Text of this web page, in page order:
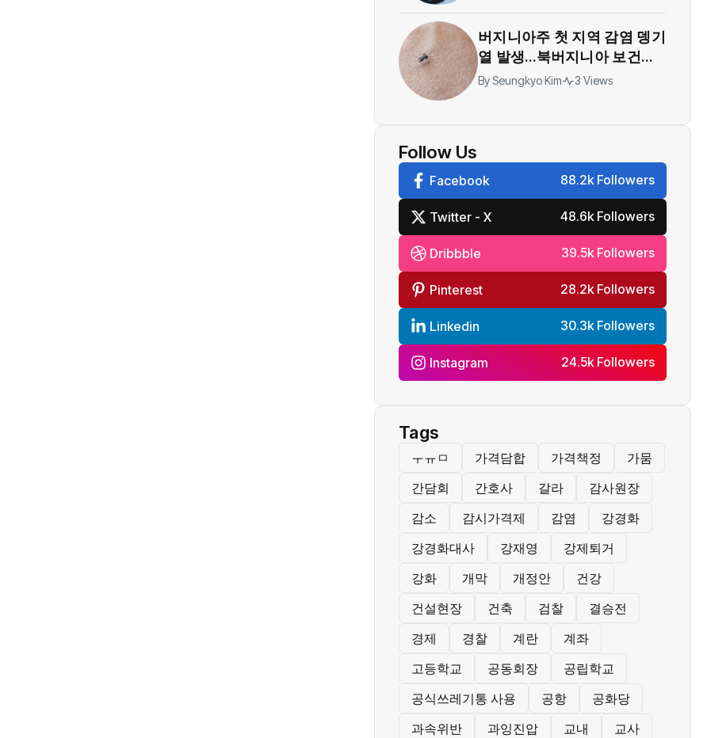
버지니아주 첫 지역 감염 뎅기
열 발생…북버지니아 보건당
국 모기 감시 강화
BySeungkyo Kim 3 Views
Follow Us
Facebook 88.2k Followers
Twitter - X 48.6k Followers
Dribbble 39.5k Followers
Pinterest 28.2k Followers
Linkedin 30.3k Followers
Instagram 24.5k Followers
Tags
ㅜㅠㅁ 가격담합 가격책정
가뭄
간담회
간호사 갈라
감사원장
감소
감시가격제 감염
강경화
강경화대사
강재영
강제퇴거
강화
개막 개정안
건강
건설현장
건축 검찰
결승전
경제
경찰 계란
계좌
고등학교
공동회장
공립학교
공식쓰레기통 사용
공항
공화당
과속위반
과잉진압 교내
교사